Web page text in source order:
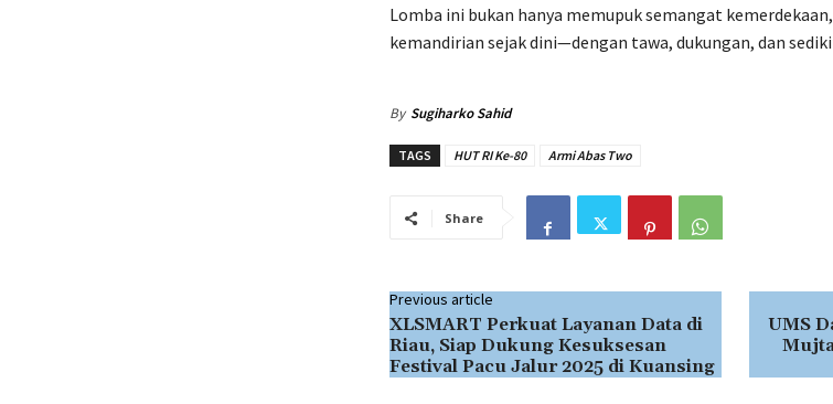
Lomba ini bukan hanya memupuk semangat
kemandirian sejak dini—dengan tawa, dukungan, dan
By Sugiharko Sahid
TAGS HUT RI Ke-80 Armi Abas Two
Share
Previous article
XLSMART Perkuat Layanan Data di
Riau, Siap Dukung Kesuksesan
Festival Pacu Jalur 2025 di Kuansing
UMS